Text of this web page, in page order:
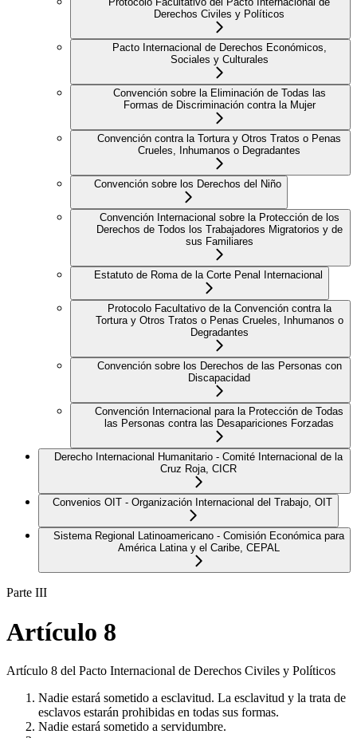
Derechos Civiles y Políticos
Pacto Internacional de Derechos Económicos,
Sociales y Culturales
Convención sobre la Eliminación de Todas las
Formas de Discriminación contra la Mujer
Convención contra la Tortura y Otros Tratos o Penas
Crueles, Inhumanos o Degradantes
Convención sobre los Derechos del Niño
Convención Internacional sobre la Protección de los
Derechos de Todos los Trabajadores Migratorios y de
sus Familiares
Estatuto de Roma de la Corte Penal Internacional
Protocolo Facultativo de la Convención contra la
Tortura y Otros Tratos o Penas Crueles, Inhumanos o
Degradantes
Convención sobre los Derechos de las Personas con
Discapacidad
Convención Internacional para la Protección de Todas
las Personas contra las Desapariciones Forzadas
Derecho Internacional Humanitario - Comité Internacional de la
Cruz Roja, CICR
Convenios OIT - Organización Internacional del Trabajo, OIT
Sistema Regional Latinoamericano - Comisión Económica para
América Latina y el Caribe, CEPAL
Parte III
Artículo 8
Artículo 8 del Pacto Internacional de Derechos Civiles y Políticos
Nadie estará sometido a esclavitud. La esclavitud y la trata de
esclavos estarán prohibidas en todas sus formas.
Nadie estará sometido a servidumbre.